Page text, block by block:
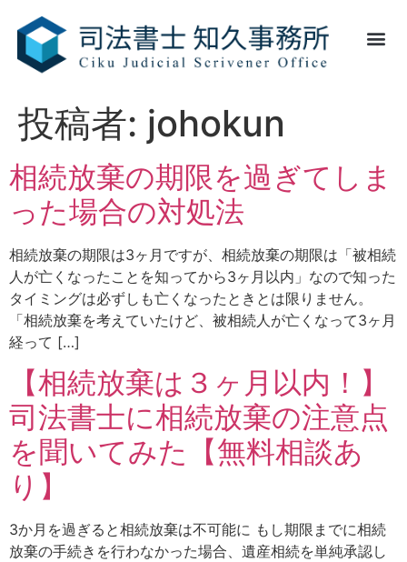
投稿者: johokun
相続放棄の期限を過ぎてしま
った場合の対処法
相続放棄の期限は3ヶ月ですが、相続放棄の期限は「被相続
人が亡くなったことを知ってから3ヶ月以内」なので知った
タイミングは必ずしも亡くなったときとは限りません。
「相続放棄を考えていたけど、被相続人が亡くなって3ヶ月
経って […]
【相続放棄は３ヶ月以内！】
司法書士に相続放棄の注意点
を聞いてみた【無料相談あ
り】
3か月を過ぎると相続放棄は不可能に もし期限までに相続
放棄の手続きを行わなかった場合、遺産相続を単純承認し